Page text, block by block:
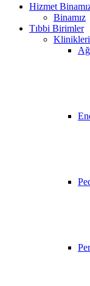
Hizmet
Binamız
Tıbbi Birimler